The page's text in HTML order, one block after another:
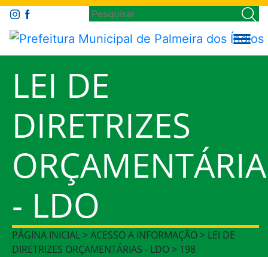
LEI DE
DIRETRIZES
- LDO
PÁGINA INICIAL > ACESSO A INFORMAÇÃO > LEI DE
DIRETRIZES ORÇAMENTÁRIAS - LDO > 198